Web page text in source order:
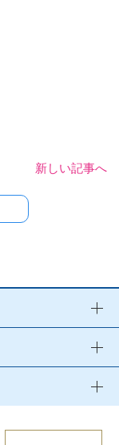
新しい記事へ